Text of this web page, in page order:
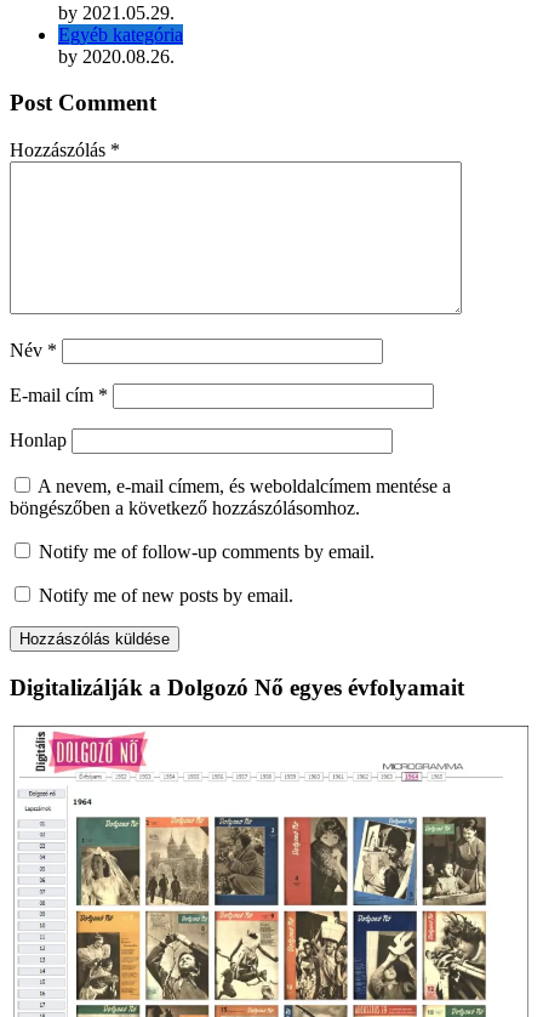
by 2021.05.29.
Egyéb kategória
by 2020.08.26.
Post Comment
Hozzászólás *
Név *
E-mail cím *
Honlap
A nevem, e-mail címem, és weboldalcímem mentése a
böngészőben a következő hozzászólásomhoz.
Notify me of follow-up comments by email.
Notify me of new posts by email.
Digitalizálják a Dolgozó Nő egyes évfolyamait